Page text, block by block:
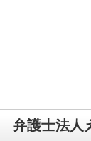
弁護士法人